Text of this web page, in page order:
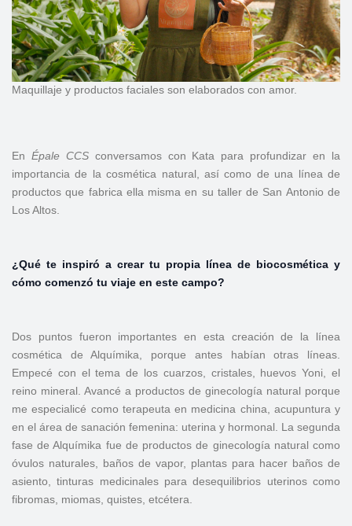
Maquillaje y productos faciales son elaborados con amor.
En Épale CCSconversamos con Kata para profundizar en la
importancia de la cosmética natural, así como de una línea de
productos que fabrica ella misma en su taller de San Antonio de
Los Altos.
¿Qué te inspiró a crear tu propia línea de biocosmética y
cómo comenzó tu viaje en este campo?
Dos puntos fueron importantes en esta creación de la línea
cosmética de Alquímika, porque antes habían otras líneas.
Empecé con el tema de los cuarzos, cristales, huevos Yoni, el
reino mineral. Avancé a productos de ginecología natural porque
me especialicé como terapeuta en medicina china, acupuntura y
en el área de sanación femenina: uterina y hormonal. La segunda
fase de Alquímika fue de productos de ginecología natural como
óvulos naturales, baños de vapor, plantas para hacer baños de
asiento, tinturas medicinales para desequilibrios uterinos como
fibromas, miomas, quistes, etcétera.